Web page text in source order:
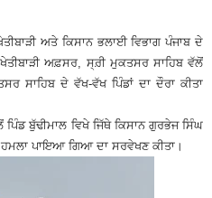
ਭਲਾਈ ਵਿਭਾਗ ਪੰਜਾਬ ਦੇ
ਅਫ਼ਸਰ, ਸ੍ਰ਼ੀ ਮੁਕਤਸਰ ਸਾਹਿਬ ਵੱਲੋਂ
ਸਾਹਿਬ ਦੇ ਵੱਖ-ਵੱਖ ਪਿੰਡਾਂ ਦਾ ਦੌਰਾ ਕੀਤਾ
ਵਿਖੇ ਜਿੱਥੇ ਕਿਸਾਨ ਗੁਰਭੇਜ ਸਿੰਘ
ਪਾਇਆ ਗਿਆ ਦਾ ਸਰਵੇਖਣ ਕੀਤਾ।